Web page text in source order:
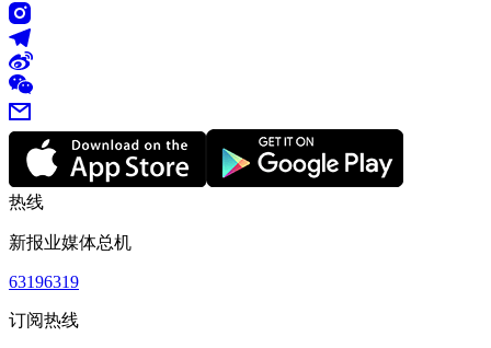
热线
新报业媒体总机
63196319
订阅热线